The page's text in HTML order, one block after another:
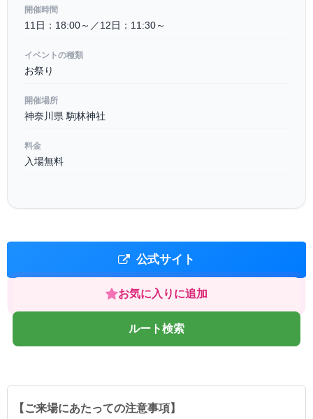
開催時間
11日：18:00～／12日：11:30～
イベントの種類
お祭り
開催場所
神奈川県 駒林神社
料金
入場無料
公式サイト
お気に入りに追加
ルート検索
【ご来場にあたっての注意事項】